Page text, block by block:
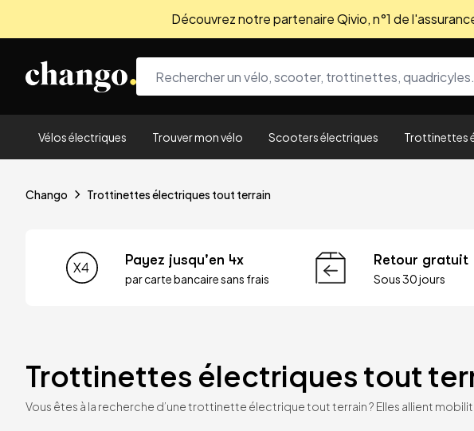
Découvrez notre partenaire Qivio, n°1 de
Vélos électriques Trouver mon vélo Scooters électriques Trottinettes
Chango Trottinettes électriques tout terrain
Payez jusqu'en 4x
par carte bancaire sans frais
Retour gratuit
Sous 30 jours
Trottinettes électriques tout
Vous êtes à la recherche d’une trottinette électrique tout terrain ? Elles allient